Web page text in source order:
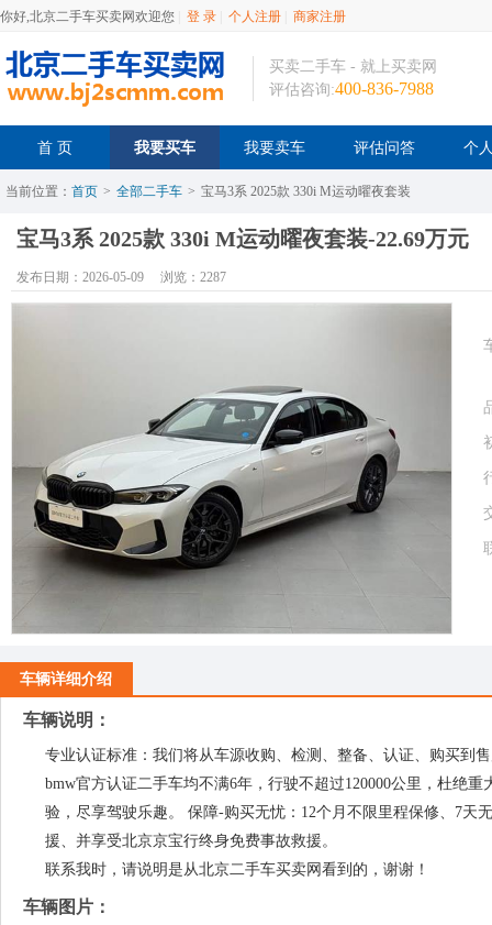
你好,北京二手车买卖网欢迎您 登 录 个人注册 商家注册
买卖二手车 - 就上买卖网
评估咨询:400-836-7988
首 页 我要买车 我要卖车 评估问答 个
当前位置： 首页 > 全部二手车 > 宝马3系 2025款 330i M运动曜夜套装
宝马3系 2025款 330i M运动曜夜套装-22.69万元
发布日期：2026-05-09 浏览：2287
车辆详细介绍
车辆说明：
专业认证标准：我们将从车源收购、检测、整备、认证、购买到
bmw官方认证二手车均不满6年，行驶不超过120000公里，杜绝
验，尽享驾驶乐趣。 保障-购买无忧：12个月不限里程保修、7天
援、并享受北京京宝行终身免费事故救援。
联系我时，请说明是从北京二手车买卖网看到的，谢谢！
车辆图片：